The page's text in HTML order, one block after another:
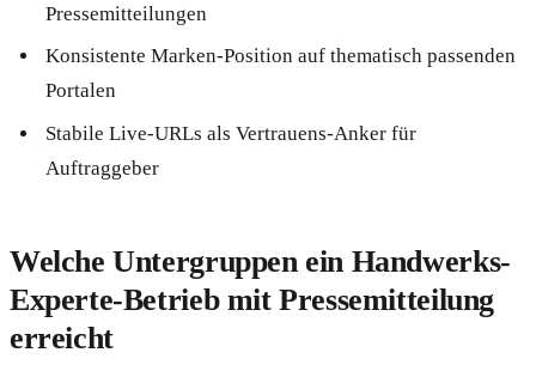
Pressemitteilungen
Konsistente Marken-Position auf thematisch passenden
Portalen
Stabile Live-URLs als Vertrauens-Anker für
Auftraggeber
Welche Untergruppen ein Handwerks-
Experte-Betrieb mit Pressemitteilung
erreicht